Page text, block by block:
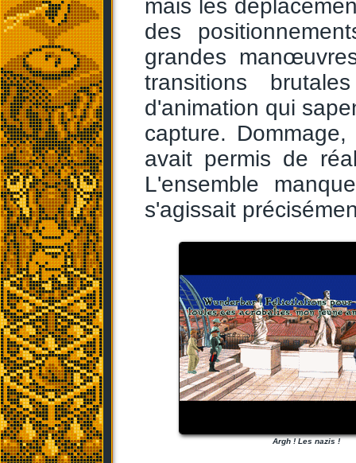
mais les
des
grandes
transitions
d'animation qui
capture.
avait permis de
L'ensemble
s'agissait
Argh ! Les nazis !